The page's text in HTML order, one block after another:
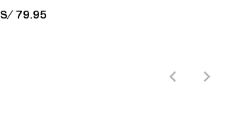
PRICE:
S/ 79.95